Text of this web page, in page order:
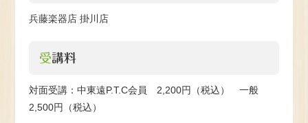
兵藤楽器店 掛川店
受講料
対面受講：中東遠P.T.C会員 2,200円（税込） 一般
2,500円（税込）